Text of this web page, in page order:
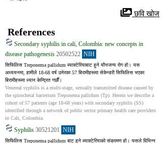
छवि खोज
References
Secondary syphilis in cali, Colombia: new concepts in
disease pathogenesis 20502522 NIH
सिफिलिस Treponema pallidum ब्याक्टेरियाबाट हुने यौनजन्य रोग हो। यस
अध्ययनमा, हामीले 18-68 वर्ष उमेरका 57 बिरामीहरूमा सेकेन्डरी सिफिलिस भएका
बिरामीहरूमा ध्यान केन्द्रित गर्छौं।
Venereal syphilis is a multi-stage, sexually transmitted disease caused by
the spirochetal bacterium Treponema pallidum (Tp). Herein we describe a
cohort of 57 patients (age 18-68 years) with secondary syphilis (SS)
identified through a network of public sector primary health care providers
in Cali, Colombia.
Syphilis 30521201 NIH
सिफिलिस Treponema pallidum बाट हुने ब्याक्टेरियाको संक्रमण हो। यसले विभिन्न